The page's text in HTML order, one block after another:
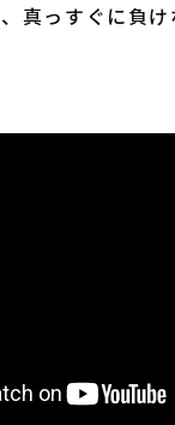
ウで開く） よくあ
真っすぐに負